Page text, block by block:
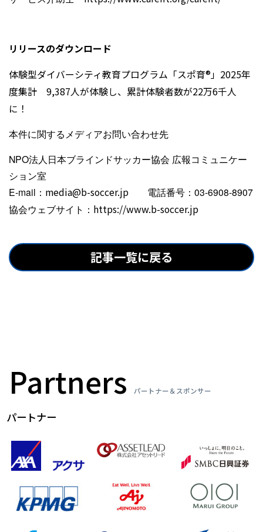
リリースのダウンロード
体験型ダイバーシティ教育プログラム「スポ育®」2025年
度集計 9,387人が体験し、累計体験者数が22万6千人
に！
本件に関するメディアお問い合わせ先
NPO法人日本ブラインドサッカー協会 広報コミュニケー
ション室
E-mail： media@b-soccer.jp 電話番号：03-6908-8907
協会ウェブサイト： https://www.b-soccer.jp
記事一覧に戻る
Partners パートナー＆スポンサー
パートナー